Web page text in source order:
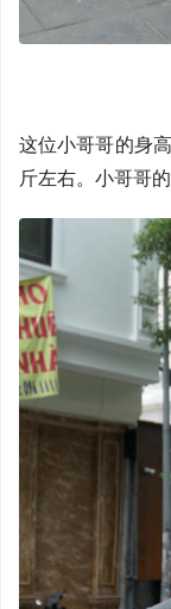
这位小哥哥的身
斤左右。小哥哥